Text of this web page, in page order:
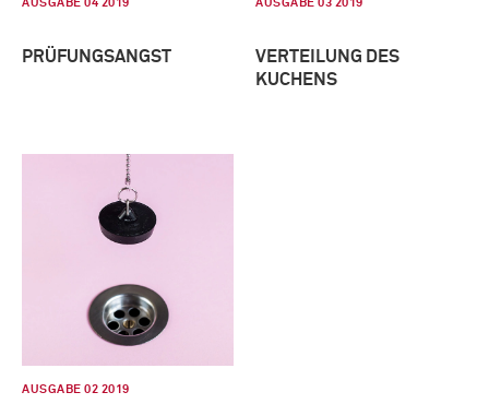
AUSGABE 04 2019
PRÜFUNGSANGST
AUSGABE 03 2019
VERTEILUNG DES
KUCHENS
AUSGABE 02 2019